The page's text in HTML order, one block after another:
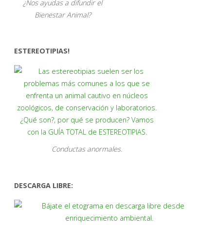
¿Nos ayudas a difundir el
Bienestar Animal?
ESTEREOTIPIAS!
Conductas anormales.
DESCARGA LIBRE: